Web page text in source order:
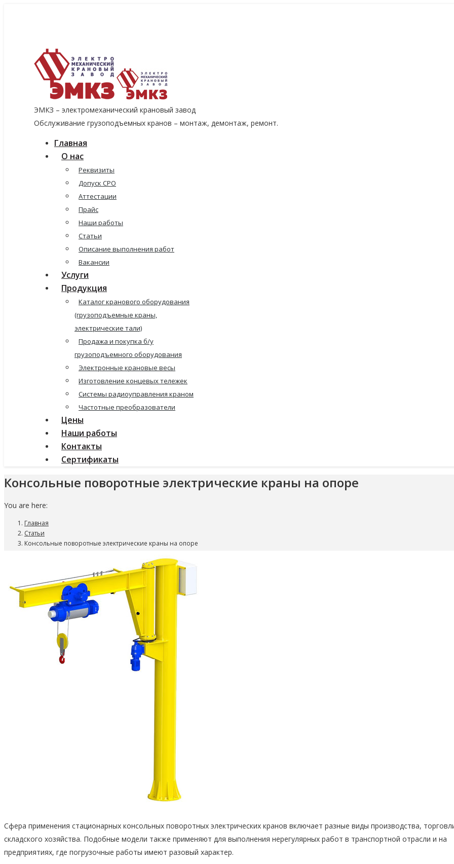
ЭМКЗ – электромеханический крановый завод
Обслуживание грузоподъемных кранов – монтаж, демонтаж, ремонт.
Главная
О нас
Реквизиты
Допуск СРО
Аттестации
Прайс
Наши работы
Статьи
Описание выполнения работ
Вакансии
Услуги
Продукция
Каталог кранового оборудования
(грузоподъемные краны,
электрические тали)
Продажа и покупка б/у
грузоподъемного оборудования
Электронные крановые весы
Изготовление концевых тележек
Системы радиоуправления краном
Частотные преобразователи
Цены
Наши работы
Контакты
Сертификаты
Консольные поворотные электрические краны на опоре
You are here:
Главная
Статьи
Консольные поворотные электрические краны на опоре
Сфера применения стационарных консольных поворотных электрических кранов включает разные виды производства,
складского хозяйства. Подобные модели также применяют для выполнения нерегулярных работ в транспортной отрасли и на
предприятиях, где погрузочные работы имеют разовый характер.